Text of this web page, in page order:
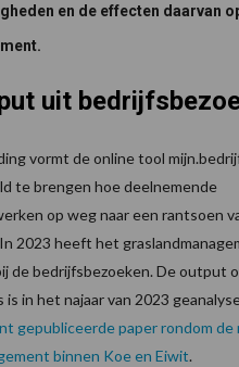
en de effecten daarvan
uit
vormt de online tool
te brengen hoe deelnemende
op weg naar een rantsoen
2023 heeft het
de bedrijfsbezoeken. De output
in het najaar van 2023
gepubliceerde paper rondom de
binnen Koe en Eiwit.